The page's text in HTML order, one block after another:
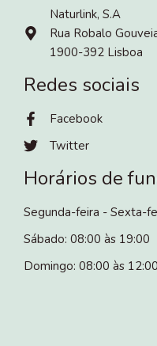
Naturlink, S.A
Rua Robalo
1900-392 Lisboa
Redes sociais
Facebook
Twitter
Horários de
Segunda-feira - Sexta-
Sábado: 08:00 às 19:00
Domingo: 08:00 às 12:00